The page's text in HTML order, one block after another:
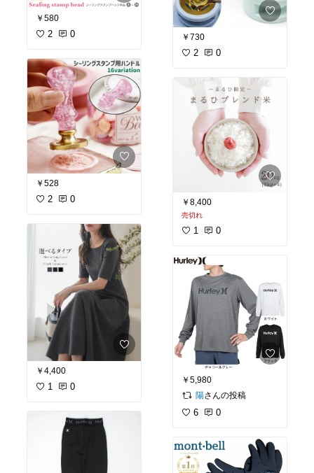
￥580
2 0
￥528
2 0
￥4,400
1 0
￥730
2 0
￥8,400
売切れ
1 0
￥5,980
陽さんの投稿
6 0